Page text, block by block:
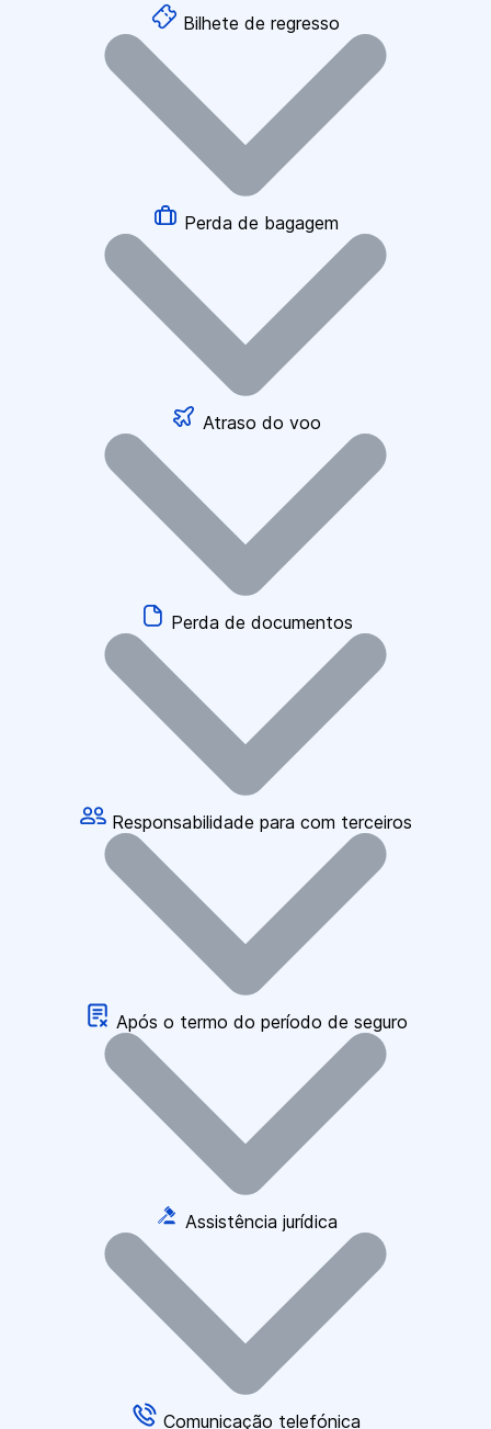
Bilhete de regresso
Perda de bagagem
Atraso do voo
Perda de documentos
Responsabilidade para com terceiros
Após o termo do período de seguro
Assistência jurídica
Comunicação telefónica